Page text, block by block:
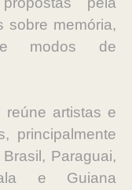
sobre memória,
e modos de
artistas e
principalmente
Paraguai,
e Guiana